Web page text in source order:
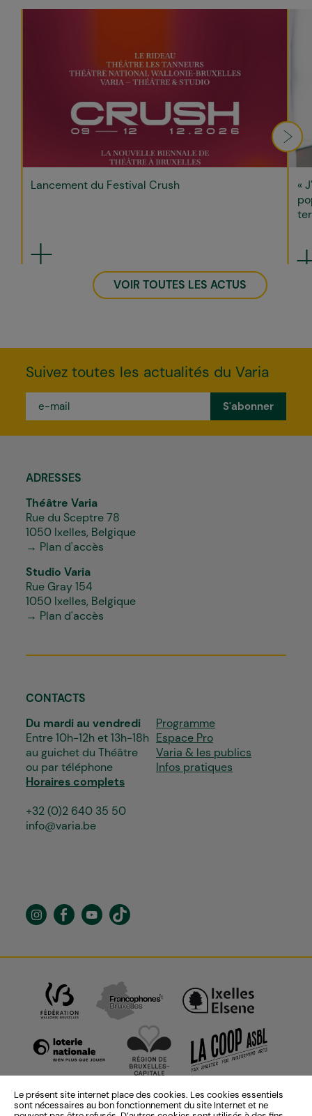
Le présent site internet place des cookies. Les cookies essentiels
sont nécessaires au bon fonctionnement du site Internet et ne
VOIR TOUTES LES ACTUS
Lancement du Festival Crush
«
Suivez toutes les actualités du Varia
mail
ADRESSES
Théâtre Varia
Rue du Sceptre 78
1050 Ixelles, Belgique
→ Plan d'accès
Studio Varia
Rue Gray 154
1050 Ixelles, Belgique
→ Plan d'accès
CONTACTS
Du mardi au vendredi
Entre 10h-12h et 13h-18h
au guichet du Théâtre
ou par téléphone
Horaires complets
+32 (0)2 640 35 50
info@varia.be
Programme
Espace Pro
Varia & les publics
Infos pratiques